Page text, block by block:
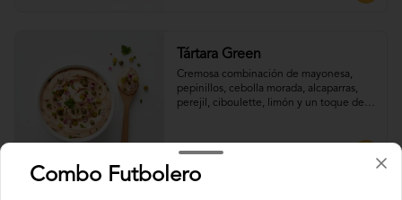
Tártara Green
Cremosa combinación de mayonesa,
pepinillos, cebolla morada, alcaparras,
perejil, ciboulette, limón y un toque de
Combo Futbolero